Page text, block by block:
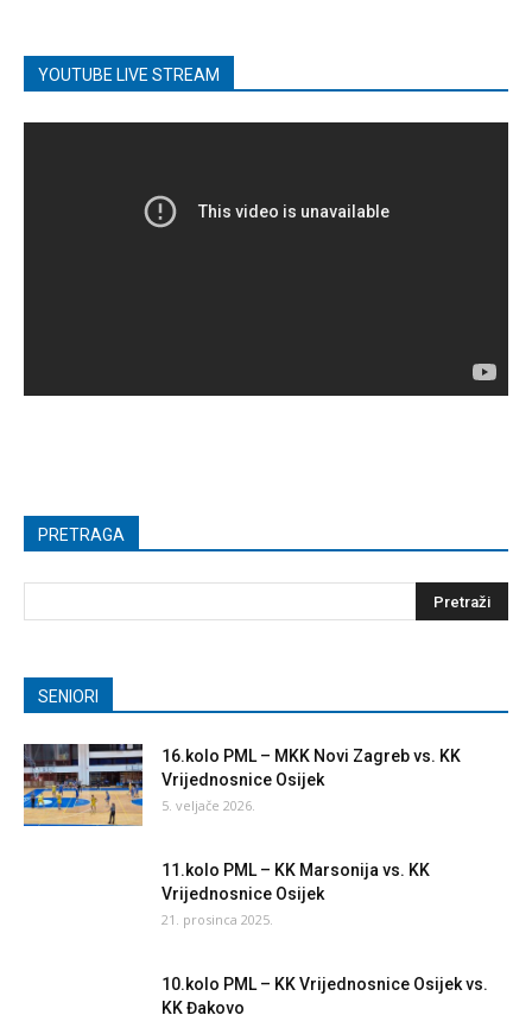
YOUTUBE LIVE STREAM
PRETRAGA
SENIORI
16.kolo PML – MKK Novi Zagreb vs. KK
Vrijednosnice Osijek
5. veljače 2026.
11.kolo PML – KK Marsonija vs. KK
Vrijednosnice Osijek
21. prosinca 2025.
10.kolo PML – KK Vrijednosnice Osijek vs.
KK Đakovo